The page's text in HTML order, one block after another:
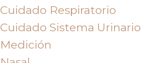
Cuidado Respiratorio
Cuidado Sistema Urinario
Medición